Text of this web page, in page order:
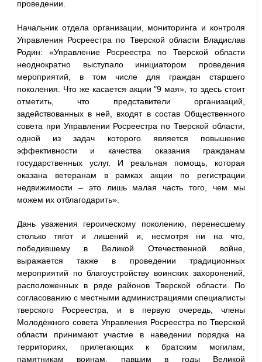
проведении.
Начальник отдела организации, мониторинга и контроля
Управления Росреестра по Тверской области Владислав
Родин: «Управление Росреестра по Тверской области
неоднократно выступало инициатором проведения
мероприятий, в том числе для граждан старшего
поколения. Что же касается акции "9 мая», то здесь стоит
отметить, что представители организаций,
задействованных в ней, входят в состав Общественного
совета при Управлении Росреестра по Тверской области,
одной из задач которого является повышение
эффективности и качества оказания гражданам
государственных услуг. И реальная помощь, которая
оказана ветеранам в рамках акции по регистрации
недвижимости – это лишь малая часть того, чем мы
можем их отблагодарить».
Дань уважения героическому поколению, перенесшему
столько тягот и лишений и, несмотря ни на что,
победившему в Великой Отечественной войне,
выражается также в проведении традиционных
мероприятий по благоустройству воинских захоронений,
расположенных в ряде районов Тверской области. По
согласованию с местными администрациями специалисты
тверского Росреестра, и в первую очередь, члены
Молодёжного совета Управления Росреестра по Тверской
области принимают участие в наведении порядка на
территориях, прилегающих к братским могилам,
памятникам воинам, павшим в годы Великой